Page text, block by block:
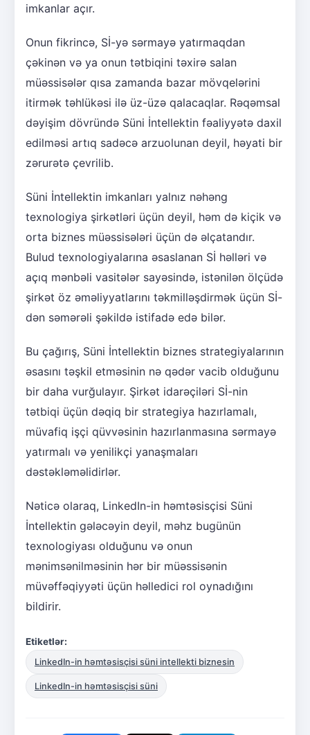
imkanlar açır.
Onun fikrincə, Sİ-yə sərmayə yatırmaqdan
çəkinən və ya onun tətbiqini təxirə salan
müəssisələr qısa zamanda bazar mövqelərini
itirmək təhlükəsi ilə üz-üzə qalacaqlar. Rəqəmsal
dəyişim dövründə Süni İntellektin fəaliyyətə daxil
edilməsi artıq sadəcə arzuolunan deyil, həyati bir
zərurətə çevrilib.
Süni İntellektin imkanları yalnız nəhəng
texnologiya şirkətləri üçün deyil, həm də kiçik və
orta biznes müəssisələri üçün də əlçatandır.
Bulud texnologiyalarına əsaslanan Sİ həlləri və
açıq mənbəli vasitələr sayəsində, istənilən ölçüdə
şirkət öz əməliyyatlarını təkmilləşdirmək üçün Sİ-
dən səmərəli şəkildə istifadə edə bilər.
Bu çağırış, Süni İntellektin biznes strategiyalarının
əsasını təşkil etməsinin nə qədər vacib olduğunu
bir daha vurğulayır. Şirkət idarəçiləri Sİ-nin
tətbiqi üçün dəqiq bir strategiya hazırlamalı,
müvafiq işçi qüvvəsinin hazırlanmasına sərmayə
yatırmalı və yenilikçi yanaşmaları
dəstəkləməlidirlər.
Nəticə olaraq, LinkedIn-in həmtəsisçisi Süni
İntellektin gələcəyin deyil, məhz bugünün
texnologiyası olduğunu və onun
mənimsənilməsinin hər bir müəssisənin
müvəffəqiyyəti üçün həlledici rol oynadığını
bildirir.
Etiketlər:
LinkedIn-in həmtəsisçisi süni intellekti biznesin
LinkedIn-in həmtəsisçisi süni